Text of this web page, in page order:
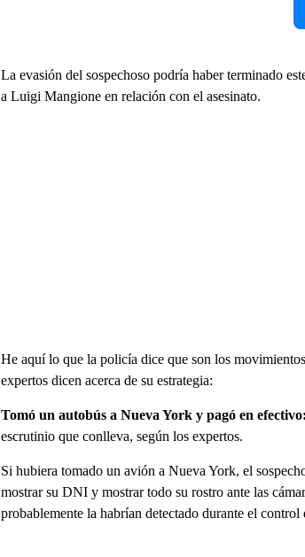
La evasión del sospechoso podría haber terminado
a Luigi Mangione en relación con el asesinato.
He aquí lo que la policía dice que son los
expertos dicen acerca de su estrategia:
Tomó un autobús a Nueva York y pagó en efectivo:
escrutinio que conlleva, según los expertos.
Si hubiera tomado un avión a Nueva York, el
mostrar su DNI y mostrar todo su rostro ante las
probablemente la habrían detectado durante el control